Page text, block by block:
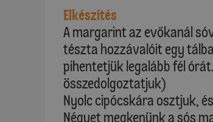
Elkészítés
A margarint az evőkanál
tészta hozzávalóit egy
pihentetjük legalább fél
összedolgoztatjuk)
Nyolc cipócskára osztjuk,
Négyet megkenünk a sós